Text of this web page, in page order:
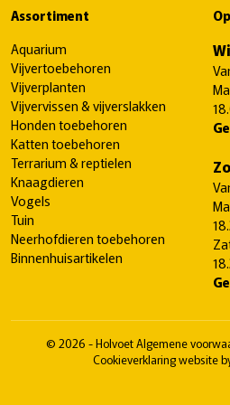
Assortiment
Aquarium
Vijvertoebehoren
Vijverplanten
Vijvervissen & vijverslakken
Honden toebehoren
Katten toebehoren
Terrarium & reptielen
Knaagdieren
Vogels
Tuin
Neerhofdieren toebehoren
Binnenhuisartikelen
© 2026 - HolvoetAlgemene
Cookieverklaringwebsite